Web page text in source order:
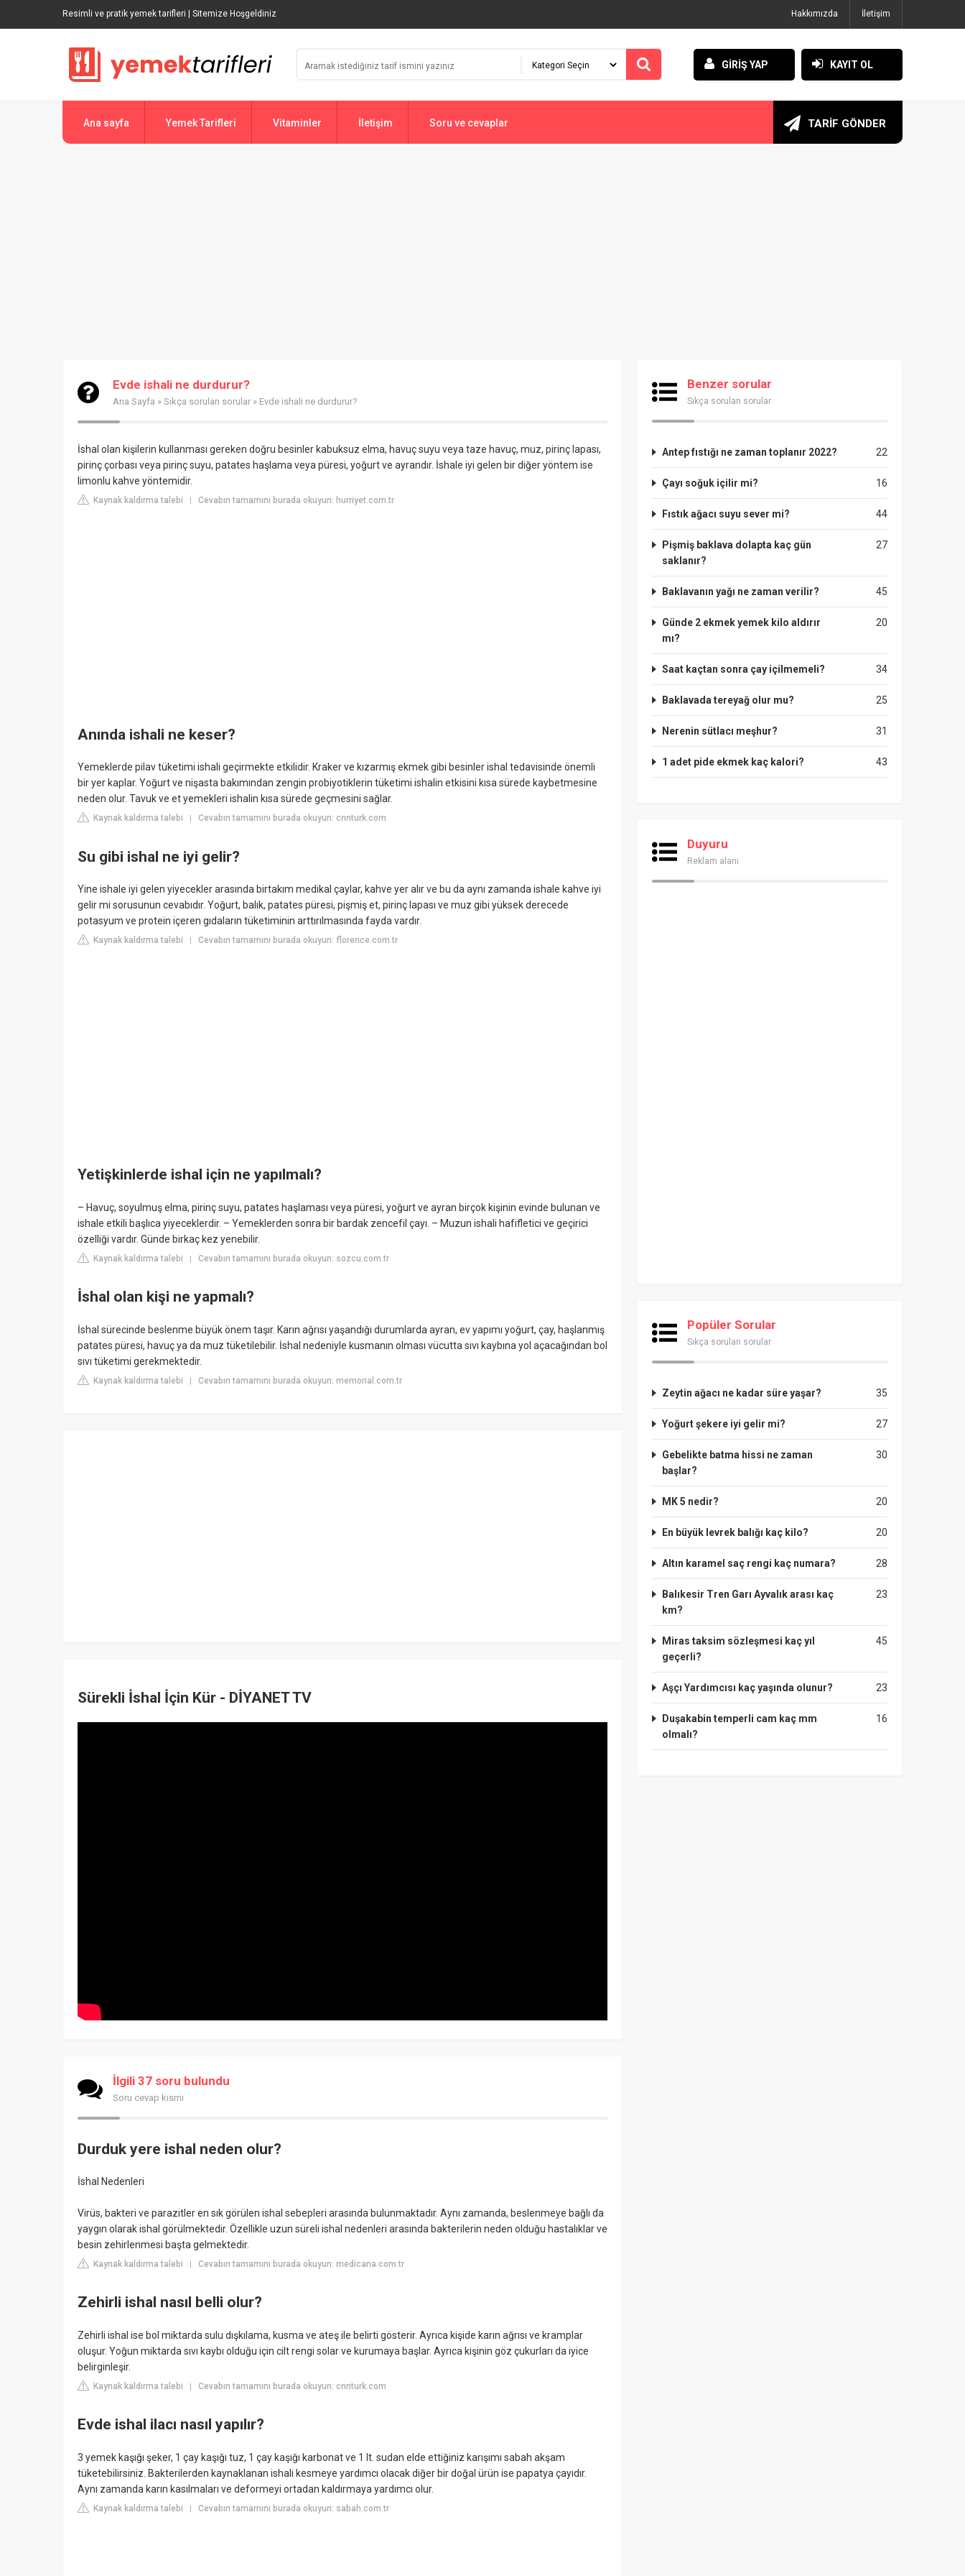
Resimli ve pratik yemek tarifleri | Sitemize Hoşgeldiniz Hakkımızda İletişim
GİRİŞ YAP KAYIT OL
Ana sayfa Yemek Tarifleri Vitaminler İletişim Soru ve cevaplar TARİF GÖNDER
Evde ishali ne durdurur?
Ana Sayfa » Sıkça sorulan sorular » Evde ishali ne durdurur?
İshal olan kişilerin kullanması gereken doğru besinler kabuksuz elma, havuç suyu veya taze havuç, muz, pirinç lapası,
pirinç çorbası veya pirinç suyu, patates haşlama veya püresi, yoğurt ve ayrandır. İshale iyi gelen bir diğer yöntem ise
limonlu kahve yöntemidir.
Kaynak kaldırma talebi | Cevabın tamamını burada okuyun: hurriyet.com.tr
Anında ishali ne keser?
Yemeklerde pilav tüketimi ishali geçirmekte etkilidir. Kraker ve kızarmış ekmek gibi besinler ishal tedavisinde önemli
bir yer kaplar. Yoğurt ve nişasta bakımından zengin probiyotiklerin tüketimi ishalin etkisini kısa sürede kaybetmesine
neden olur. Tavuk ve et yemekleri ishalin kısa sürede geçmesini sağlar.
Kaynak kaldırma talebi Cevabın tamamını burada okuyun: cnnturk.com
Su gibi ishal ne iyi gelir?
Yine ishale iyi gelen yiyecekler arasında birtakım medikal çaylar, kahve yer alır ve bu da aynı zamanda ishale kahve iyi
gelir mi sorusunun cevabıdır. Yoğurt, balık, patates püresi, pişmiş et, pirinç lapası ve muz gibi yüksek derecede
potasyum ve protein içeren gıdaların tüketiminin arttırılmasında fayda vardır.
Kaynak kaldırma talebi Cevabın tamamını burada okuyun: florence.com.tr
Yetişkinlerde ishal için ne yapılmalı?
– Havuç, soyulmuş elma, pirinç suyu, patates haşlaması veya püresi, yoğurt ve ayran birçok kişinin evinde bulunan ve
ishale etkili başlıca yiyeceklerdir. – Yemeklerden sonra bir bardak zencefil çayı. – Muzun ishali hafifletici ve geçirici
özelliği vardır. Günde birkaç kez yenebilir.
Kaynak kaldırma talebi | Cevabın tamamını burada okuyun: sozcu.com.tr
İshal olan kişi ne yapmalı?
İshal sürecinde beslenme büyük önem taşır. Karın ağrısı yaşandığı durumlarda ayran, ev yapımı yoğurt, çay, haşlanmış
patates püresi, havuç ya da muz tüketilebilir. İshal nedeniyle kusmanın olması vücutta sıvı kaybına yol açacağından bol
sıvı tüketimi gerekmektedir.
Kaynak kaldırma talebi | Cevabın tamamını burada okuyun: memorial.com.tr
Sürekli İshal İçin Kür - DİYANET TV
İlgili 37 soru bulundu
Soru cevap kısmı
Durduk yere ishal neden olur?
İshal Nedenleri
Virüs, bakteri ve parazitler en sık görülen ishal sebepleri arasında bulunmaktadır. Aynı zamanda, beslenmeye bağlı da
yaygın olarak ishal görülmektedir. Özellikle uzun süreli ishal nedenleri arasında bakterilerin neden olduğu hastalıklar ve
besin zehirlenmesi başta gelmektedir.
Kaynak kaldırma talebi | Cevabın tamamını burada okuyun: medicana.com.tr
Zehirli ishal nasıl belli olur?
Zehirli ishal ise bol miktarda sulu dışkılama, kusma ve ateş ile belirti gösterir. Ayrıca kişide karın ağrısı ve kramplar
oluşur. Yoğun miktarda sıvı kaybı olduğu için cilt rengi solar ve kurumaya başlar. Ayrıca kişinin göz çukurları da iyice
belirginleşir.
Kaynak kaldırma talebi | Cevabın tamamını burada okuyun: cnnturk.com
Evde ishal ilacı nasıl yapılır?
3 yemek kaşığı şeker, 1 çay kaşığı tuz, 1 çay kaşığı karbonat ve 1 lt. sudan elde ettiğiniz karışımı sabah akşam
tüketebilirsiniz. Bakterilerden kaynaklanan ishali kesmeye yardımcı olacak diğer bir doğal ürün ise papatya çayıdır.
Aynı zamanda karın kasılmaları ve deformeyi ortadan kaldırmaya yardımcı olur.
Kaynak kaldırma talebi | Cevabın tamamını burada okuyun: sabah.com.tr
Benzer sorular
Sıkça sorulan sorular
22
Antep fıstığı ne zaman toplanır 2022?
16
Çayı soğuk içilir mi?
44
Fıstık ağacı suyu sever mi?
27
Pişmiş baklava dolapta kaç gün
saklanır?
45
Baklavanın yağı ne zaman verilir?
20
Günde 2 ekmek yemek kilo aldırır
mı?
34
Saat kaçtan sonra çay içilmemeli?
25
Baklavada tereyağ olur mu?
31
Nerenin sütlacı meşhur?
43
1 adet pide ekmek kaç kalori?
Duyuru
Reklam alanı
Popüler Sorular
Sıkça sorulan sorular
35
Zeytin ağacı ne kadar süre yaşar?
27
Yoğurt şekere iyi gelir mi?
30
Gebelikte batma hissi ne zaman
başlar?
20
MK 5 nedir?
20
En büyük levrek balığı kaç kilo?
28
Altın karamel saç rengi kaç numara?
23
Balıkesir Tren Garı Ayvalık arası kaç
km?
45
Miras taksim sözleşmesi kaç yıl
geçerli?
23
Aşçı Yardımcısı kaç yaşında olunur?
16
Duşakabin temperli cam kaç mm
olmalı?